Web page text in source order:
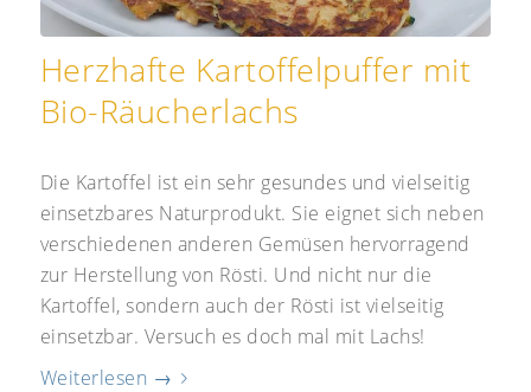
Herzhafte Kartoffelpuffer mit
Bio-Räucherlachs
Die Kartoffel ist ein sehr gesundes und vielseitig
einsetzbares Naturprodukt. Sie eignet sich neben
verschiedenen anderen Gemüsen hervorragend
zur Herstellung von Rösti. Und nicht nur die
Kartoffel, sondern auch der Rösti ist vielseitig
einsetzbar. Versuch es doch mal mit Lachs!
Weiterlesen →